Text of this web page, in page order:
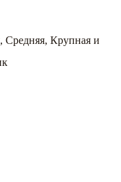
, Средняя, Крупная и